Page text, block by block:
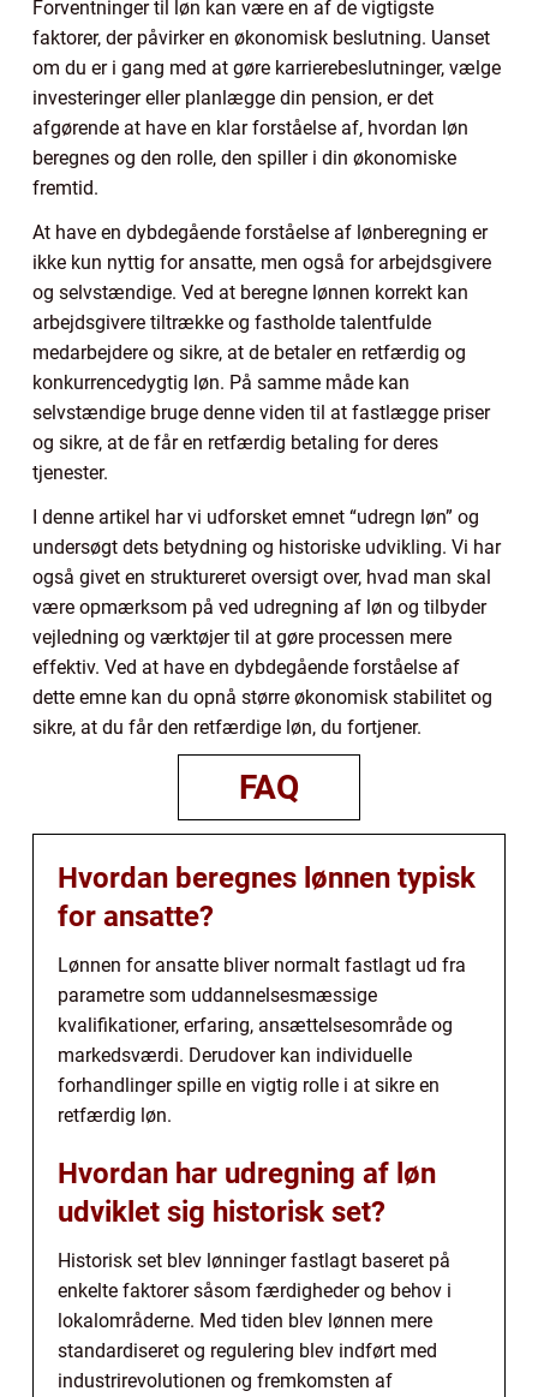
Forventninger til løn kan være en af de vigtigste
faktorer, der påvirker en økonomisk beslutning. Uanset
om du er i gang med at gøre karrierebeslutninger, vælge
investeringer eller planlægge din pension, er det
afgørende at have en klar forståelse af, hvordan løn
beregnes og den rolle, den spiller i din økonomiske
fremtid.
At have en dybdegående forståelse af lønberegning er
ikke kun nyttig for ansatte, men også for arbejdsgivere
og selvstændige. Ved at beregne lønnen korrekt kan
arbejdsgivere tiltrække og fastholde talentfulde
medarbejdere og sikre, at de betaler en retfærdig og
konkurrencedygtig løn. På samme måde kan
selvstændige bruge denne viden til at fastlægge priser
og sikre, at de får en retfærdig betaling for deres
tjenester.
I denne artikel har vi udforsket emnet “udregn løn” og
undersøgt dets betydning og historiske udvikling. Vi har
også givet en struktureret oversigt over, hvad man skal
være opmærksom på ved udregning af løn og tilbyder
vejledning og værktøjer til at gøre processen mere
effektiv. Ved at have en dybdegående forståelse af
dette emne kan du opnå større økonomisk stabilitet og
sikre, at du får den retfærdige løn, du fortjener.
FAQ
Hvordan beregnes lønnen typisk
for ansatte?
Lønnen for ansatte bliver normalt fastlagt ud fra
parametre som uddannelsesmæssige
kvalifikationer, erfaring, ansættelsesområde og
markedsværdi. Derudover kan individuelle
forhandlinger spille en vigtig rolle i at sikre en
retfærdig løn.
Hvordan har udregning af løn
udviklet sig historisk set?
Historisk set blev lønninger fastlagt baseret på
enkelte faktorer såsom færdigheder og behov i
lokalområderne. Med tiden blev lønnen mere
standardiseret og regulering blev indført med
industrirevolutionen og fremkomsten af